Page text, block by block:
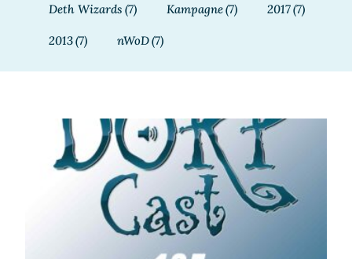
Deth Wizards (7) Kampagne(7) 2017(7)
2013(7) nWoD(7)
DORPCast 185:
Geschichtliche Geschichten